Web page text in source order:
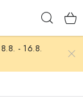
- 16.8.